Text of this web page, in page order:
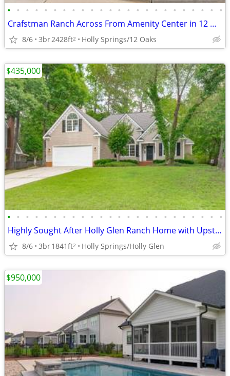
• • • • • • • • • • • • • • • • • • • • • • • •
Crafstman Ranch Across From Amenity Center in 12 Oaks
8/6 3br2428ft2 Holly Springs/12 Oaks
• • • • • • • • • • • • • • • • • • • • • • • •
Highly Sought After Holly Glen Ranch Home with Upstairs Bonus Room
8/6 3br1841ft2 Holly Springs/Holly Glen
$435,000
$950,000